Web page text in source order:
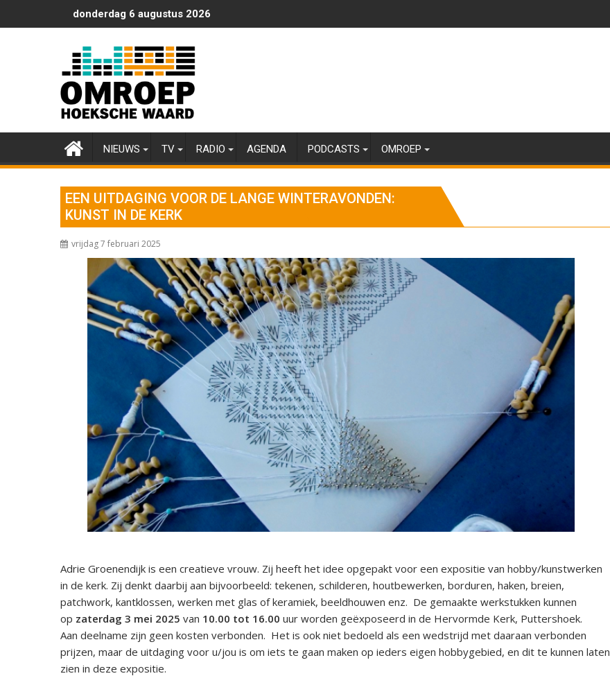
naar
donderdag 6 augustus 2026
NIEUWS TV RADIO AGENDA PODCASTS OMROEP
EEN UITDAGING VOOR DE LANGE WINTERAVONDEN:
KUNST IN DE KERK
vrijdag 7 februari 2025
Adrie Groenendijk is een creatieve vrouw. Zij heeft het idee opgepakt voor een expositie van hobby/kunstwerken
in de kerk. Zij denkt daarbij aan bijvoorbeeld: tekenen, schilderen, houtbewerken, borduren, haken, breien,
patchwork, kantklossen, werken met glas of keramiek, beeldhouwen enz. De gemaakte werkstukken kunnen
op zaterdag 3 mei 2025 van 10.00 tot 16.00 uur worden geëxposeerd in de Hervormde Kerk, Puttershoek.
Aan deelname zijn geen kosten verbonden. Het is ook niet bedoeld als een wedstrijd met daaraan verbonden
prijzen, maar de uitdaging voor u/jou is om iets te gaan maken op ieders eigen hobbygebied, en dit te kunnen laten
zien in deze expositie.